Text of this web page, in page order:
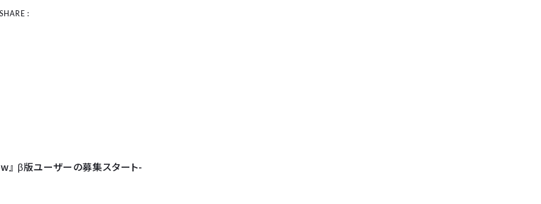
SHARE :
』 β版ユーザーの募集スタート-